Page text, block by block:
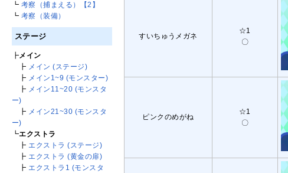
すいちゅうメガネ
☆1
〇
ピンクのめがね
☆1
〇
┗ 考察（捕まえる）【2】
┗ 考察（装備）
ステージ
┣メイン
┣ メイン (ステージ)
┣ メイン1~9 (モンスター)
┣ メイン11~20 (モンスタ
ー)
┣ メイン21~30 (モンスタ
ー)
┗エクストラ
┣ エクストラ (ステージ)
┣ エクストラ (黄金の扉)
┣ エクストラ1 (モンスタ